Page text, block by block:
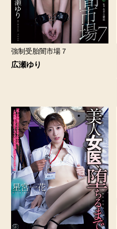
強制受胎闇市場７
広瀬ゆり